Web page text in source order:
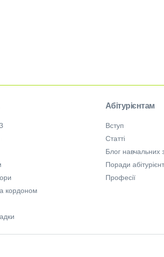
кордоном
Абітурієнтам
Вступ
Статті
Блог навчальних
Поради
Професії